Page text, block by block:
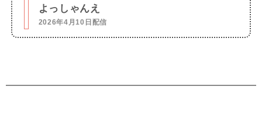
よっしゃんえ
2026年4月10日配信